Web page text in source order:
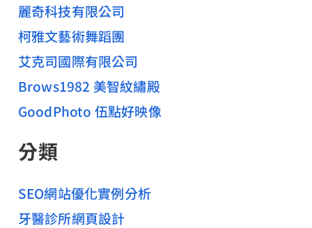
麗奇科技有限公司
柯雅文藝術舞蹈團
艾克司國際有限公司
Brows1982 美智紋繡殿
GoodPhoto 伍點好映像
分類
SEO網站優化實例分析
牙醫診所網頁設計